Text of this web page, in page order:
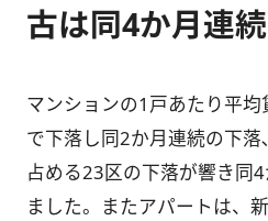
古は同4か月連続
マンションの1戸あたり平
で下落し同2か月連続の下
占める23区の下落が響き同
ました。またアパートは、